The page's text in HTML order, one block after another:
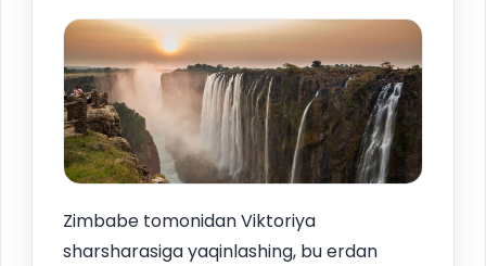
Zimbabe tomonidan Viktoriya
sharsharasiga yaqinlashing, bu erdan